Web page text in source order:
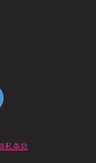
私条款